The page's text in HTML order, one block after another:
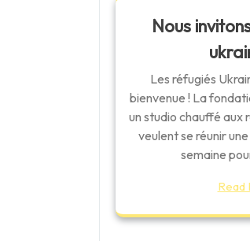
Nous
Les réfugiés
bienvenue ! La
un studio chauffé aux
veulent se réunir
semaine
Read